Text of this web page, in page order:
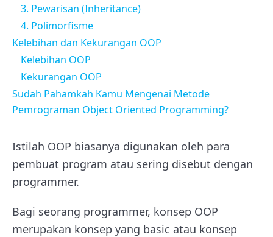
3. Pewarisan (Inheritance)
4. Polimorfisme
Kelebihan dan Kekurangan OOP
Kelebihan OOP
Kekurangan OOP
Sudah Pahamkah Kamu Mengenai Metode
Pemrograman Object Oriented Programming?
Istilah OOP biasanya digunakan oleh para
pembuat program atau sering disebut dengan
programmer.
Bagi seorang programmer, konsep OOP
merupakan konsep yang basic atau konsep